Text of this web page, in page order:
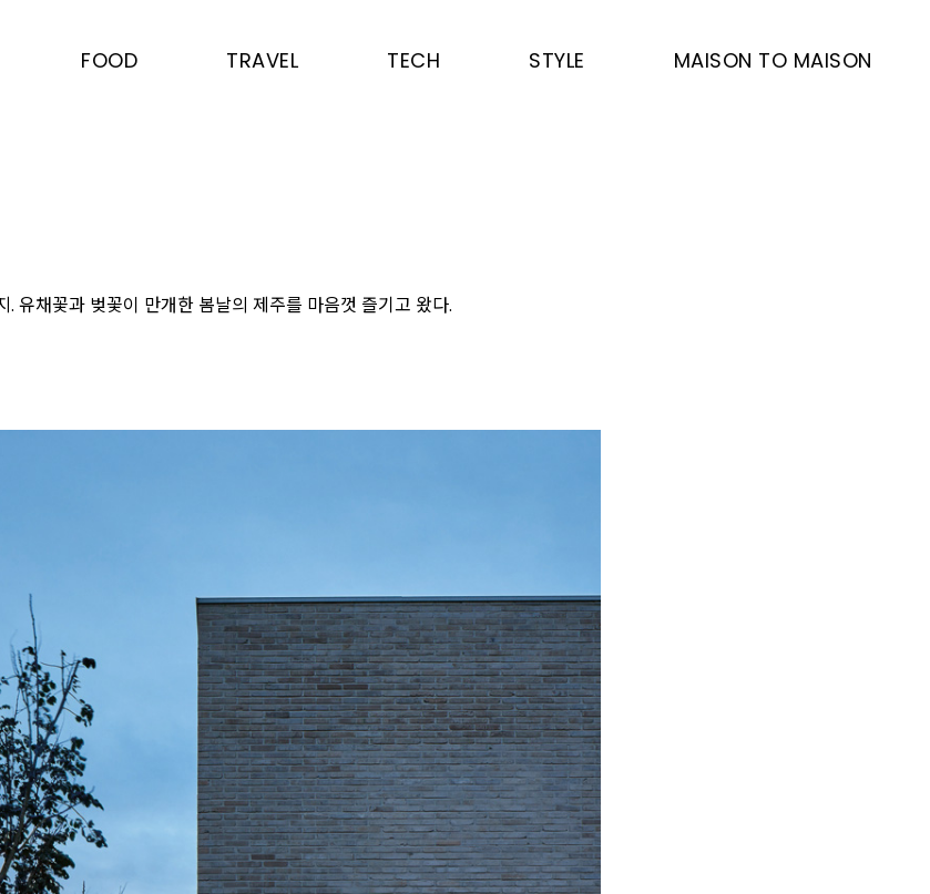
FOOD TRAVEL TECH STYLE MAISON TO MAISON
유채꽃과 벚꽃이 만개한 봄날의 제주를 마음껏 즐기고 왔다.